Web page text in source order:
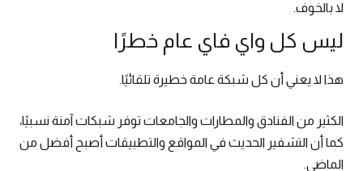
لا بالخوف.
ليس كل واي فاي عام خطرًا
هذا لا يعني أن كل شبكة عامة خطيرة تلقائيًا.
الكثير من الفنادق والمطارات والجامعات توفر شبكات آمنة نسبيًا،
كما أن التشفير الحديث في المواقع والتطبيقات أصبح أفضل من
الماضي.